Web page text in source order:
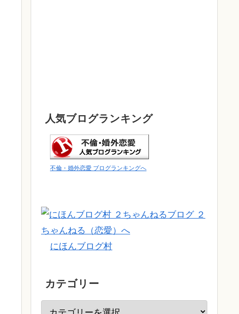
人気ブログランキング
不倫・婚外恋愛 ブログランキングへ
にほんブログ村
カテゴリー